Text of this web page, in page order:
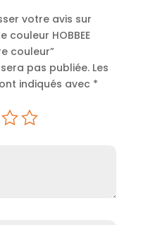
votre avis sur
couleur HOBBEE
couleur”
pas publiée. Les
indiqués avec *